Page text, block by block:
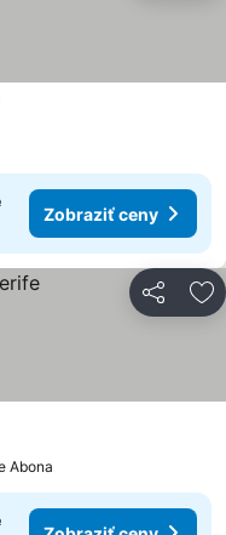
Zobraziť ceny
Zdieľať
Abona